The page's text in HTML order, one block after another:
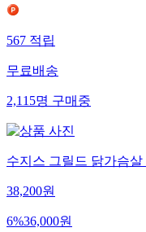
567적립
무료배송
2,115명구매중
수지스 그릴드 닭가슴살
38,200원
6%36,000원